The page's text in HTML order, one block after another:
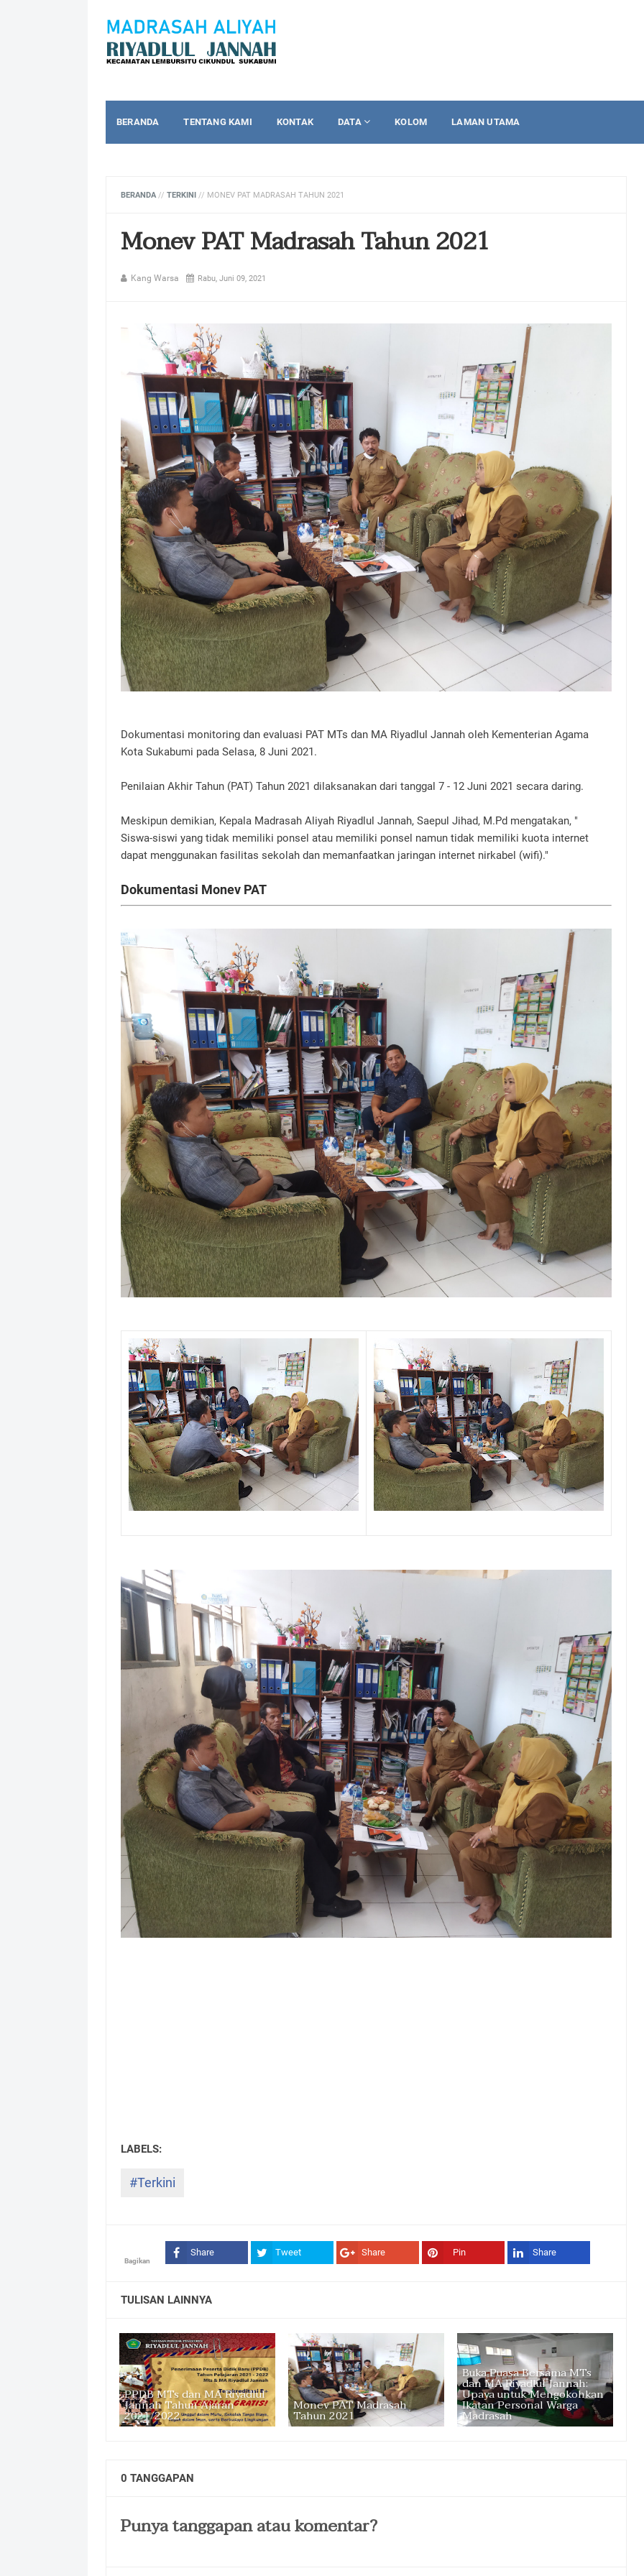
BERANDA TENTANG KAMI KONTAK DATA KOLOM LAMAN UTAMA
BERANDA// TERKINI // MONEV PAT MADRASAH TAHUN 2021
Monev PAT Madrasah Tahun 2021
Kang Warsa Rabu, Juni 09, 2021
Dokumentasi monitoring dan evaluasi PAT MTs dan MA Riyadlul Jannah oleh Kementerian Agama
Kota Sukabumi pada Selasa, 8 Juni 2021.
Penilaian Akhir Tahun (PAT) Tahun 2021 dilaksanakan dari tanggal 7 - 12 Juni 2021 secara daring.
Meskipun demikian, Kepala Madrasah Aliyah Riyadlul Jannah, Saepul Jihad, M.Pd mengatakan, "
Siswa-siswi yang tidak memiliki ponsel atau memiliki ponsel namun tidak memiliki kuota internet
dapat menggunakan fasilitas sekolah dan memanfaatkan jaringan internet nirkabel (wifi)."
Dokumentasi Monev PAT
#Terkini
Bagikan
Share Tweet Share Pin Share
TULISAN LAINNYA
PPDB MTs dan MA Riyadlul
Jannah Tahun Ajaran
2021/2022
Monev PAT Madrasah
Tahun 2021
Buka Puasa Bersama MTs
dan MA Riyadlul Jannah:
Upaya untuk Mengokohkan
Ikatan Personal Warga
Madrasah
0 TANGGAPAN